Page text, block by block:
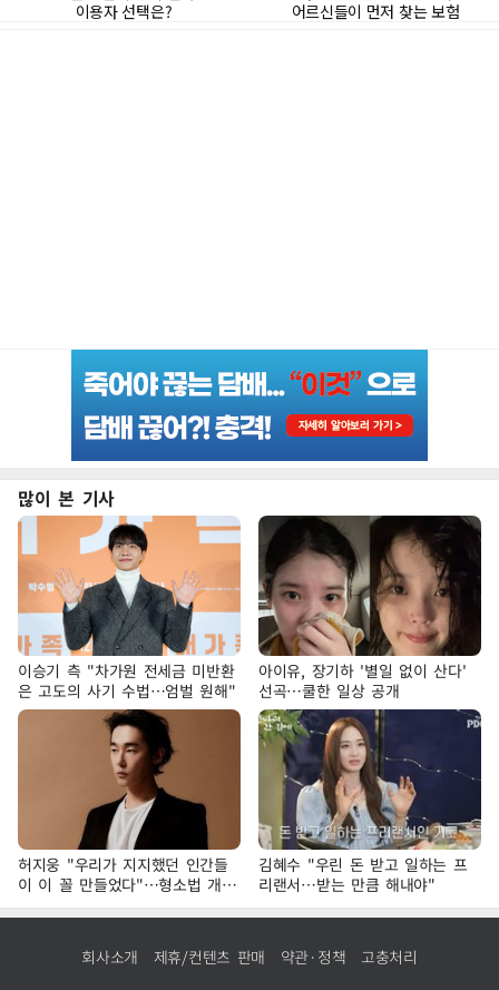
많이 본 기사
이승기 측 "차가원 전세금 미반환
은 고도의 사기 수법…엄벌 원해"
아이유, 장기하 '별일 없이 산다'
선곡…쿨한 일상 공개
허지웅 "우리가 지지했던 인간들
이 이 꼴 만들었다"…형소법 개정
에 격한 반응
김혜수 "우린 돈 받고 일하는 프
리랜서…받는 만큼 해내야"
회사소개 제휴/컨텐츠 판매 약관·정책 고충처리